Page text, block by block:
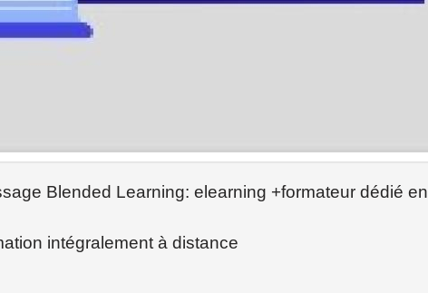
Blended Learning: elearning +formateur dédié en
intégralement à distance